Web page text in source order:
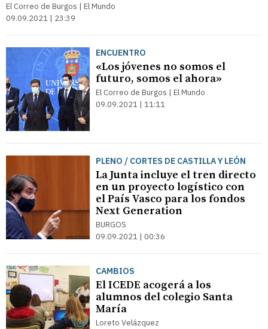
El Correo de Burgos | El Mundo
09.09.2021 | 23:39
ENCUENTRO
«Los jóvenes no somos el
futuro, somos el ahora»
El Correo de Burgos | El Mundo
09.09.2021 | 11:11
PLENO / CORTES DE CASTILLA Y LEÓN
La Junta incluye el tren directo
en un proyecto logístico con
el País Vasco para los fondos
Next Generation
BURGOS
09.09.2021 | 00:36
CAMBIOS
El ICEDE acogerá a los
alumnos del colegio Santa
María
Loreto Velázquez